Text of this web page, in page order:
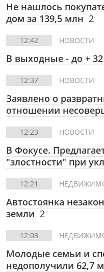
Не нашлось
дом за 139,5 млн 2
12:42 НОВОСТИ
В выходные - до +
12:37 НОВОСТИ
Заявлено о
отношении
12:23 НОВОСТИ
В Фокусе.
"злостности" при
12:21
Автостоянка
земли 2
12:03
Молодые семьи и
недополучили 62,7